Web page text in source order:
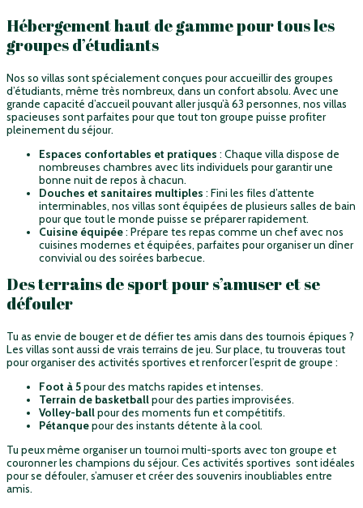
Hébergement haut de gamme pour tous les
groupes d’étudiants
Nos so villas sont spécialement conçues pour accueillir des groupes
d’étudiants, même très nombreux, dans un confort absolu. Avec une
grande capacité d’accueil pouvant aller jusqu’à 63 personnes, nos villas
spacieuses sont parfaites pour que tout ton groupe puisse profiter
pleinement du séjour.
Espaces confortables et pratiques : Chaque villa dispose de
nombreuses chambres avec lits individuels pour garantir une
bonne nuit de repos à chacun.
Douches et sanitaires multiples : Fini les files d’attente
interminables, nos villas sont équipées de plusieurs salles de bain
pour que tout le monde puisse se préparer rapidement.
Cuisine équipée: Prépare tes repas comme un chef avec nos
cuisines modernes et équipées, parfaites pour organiser un dîner
convivial ou des soirées barbecue.
Des terrains de sport pour s’amuser et se
défouler
Tu as envie de bouger et de défier tes amis dans des tournois épiques ?
Les villas sont aussi de vrais terrains de jeu. Sur place, tu trouveras tout
pour organiser des activités sportives et renforcer l’esprit de groupe :
Foot à 5pour des matchs rapides et intenses.
Terrain de basketballpour des parties improvisées.
Volley-ballpour des moments fun et compétitifs.
Pétanquepour des instants détente à la cool.
Tu peux même organiser un tournoi multi-sports avec ton groupe et
couronner les champions du séjour. Ces activités sportives sont idéales
pour se défouler, s’amuser et créer des souvenirs inoubliables entre
amis.